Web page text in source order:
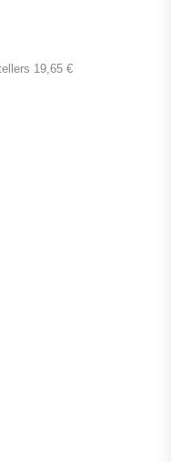
19,65 €